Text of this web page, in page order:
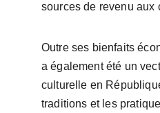
sources de revenu aux
Outre ses bienfaits
a également été un
culturelle en
traditions et les